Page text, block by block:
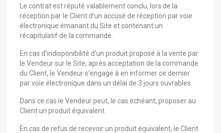
Le contrat est réputé valablement conclu, lors de la
réception par le Client d'un accusé de réception par voie
électronique émanant du Site et contenant un
récapitulatif de la commande.
En cas d'indisponibilité d’un produit proposé à la vente par
le Vendeur sur le Site, après acceptation de la commande
du Client, le Vendeur s'engage à en informer ce dernier
par voie électronique dans un délai de 3 jours ouvrables.
Dans ce cas le Vendeur peut, le cas échéant, proposer au
Client un produit équivalent.
En cas de refus de recevoir un produit équivalent, le Client